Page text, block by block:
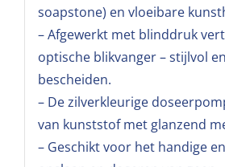
soapstone) en vloeibare
– Afgewerkt met blinddruk
optische blikvanger – stijlvol
bescheiden.
– De zilverkleurige
van kunststof met glanzend
– Geschikt voor het handige